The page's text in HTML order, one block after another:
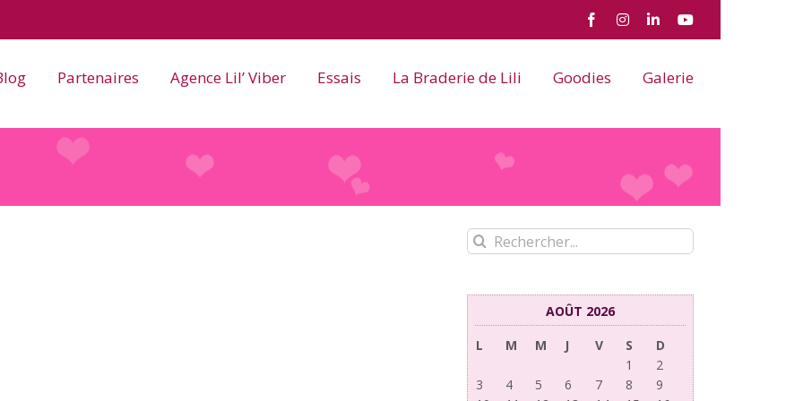
FacebookInstagram
LinkedInYouTube
Partenaires Agence Lil’ Viber Essais La Braderie de Lili Goodies Galerie
Rechercher:
AOÛT 2026
L
M M J V S
D
1
2
3
4 5 6 7 8
9